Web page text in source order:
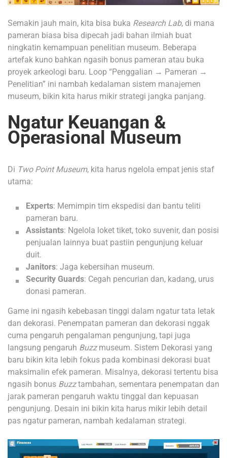
Semakin jauh main, kita bisa buka Research Lab, di mana
pameran biasa bisa dipecah jadi bahan ilmiah buat
ningkatin kemampuan penelitian museum. Beberapa
artefak kuno bahkan ngasih bonus pameran atau buka
proyek arkeologi baru. Loop “Penggalian → Pameran →
Penelitian” ini nambah kedalaman sistem manajemen
museum, bikin kita harus mikir strategi jangka panjang.
Ngatur Keuangan &
Operasional Museum
Di Two Point Museum, kita harus ngelola empat jenis staf
utama:
Experts: Memimpin tim ekspedisi dan bantu teliti
pameran baru.
Assistants: Ngelola loket tiket, toko suvenir, dan posisi
penjualan lainnya buat pastiin pengunjung keluar
duit.
Janitors: Jaga kebersihan museum.
Security Guards: Cegah pencurian dan, kadang, urus
donasi pameran.
Game ini ngasih kebebasan tinggi dalam ngatur tata letak
dan dekorasi. Penempatan pameran dan dekorasi nggak
cuma pengaruh pengalaman pengunjung, tapi juga
langsung pengaruh Buzzmuseum. Sistem Dekorasi yang
baru bikin kita lebih fokus pada kombinasi dekorasi buat
maksimalin efek pameran. Misalnya, dekorasi tertentu bisa
ngasih bonus Buzztambahan, sementara penempatan dan
jarak pameran pengaruh waktu tinggal dan kepuasan
pengunjung. Desain ini bikin kita harus mikir lebih detail
pas ngatur pameran, nambah kedalaman strategi.